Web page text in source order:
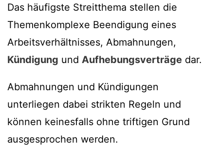
Das häufigste Streitthema stellen die
Themenkomplexe Beendigung eines
Arbeitsverhältnisses, Abmahnungen,
Kündigung und Aufhebungsverträge dar.
Abmahnungen und Kündigungen
unterliegen dabei strikten Regeln und
können keinesfalls ohne triftigen Grund
ausgesprochen werden.